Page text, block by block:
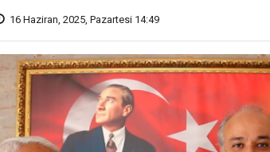
16 Haziran, 2025, Pazartesi 14:49